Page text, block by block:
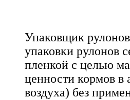
Упаковщик
упаковки рулонов
пленкой с целью
ценности кормов в
воздуха) без